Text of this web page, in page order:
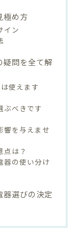
極め方
イン
疑問を全て解
使えます
ぶべきです
響を与えませ
点は？
器の使い分け
器選びの決定